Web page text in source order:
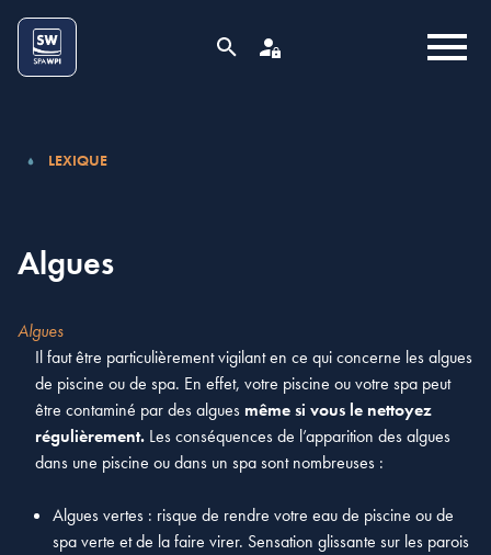
RECHERCHEESPACE PRO
MENU
LEXIQUE
Algues
Algues
Il faut être particulièrement vigilant en ce qui concerne les algues
de piscine ou de spa. En effet, votre piscine ou votre spa peut
être contaminé par des algues même si vous le nettoyez
régulièrement. Les conséquences de l’apparition des algues
dans une piscine ou dans un spa sont nombreuses :
Algues vertes : risque de rendre votre eau de piscine ou de
spa verte et de la faire virer. Sensation glissante sur les parois